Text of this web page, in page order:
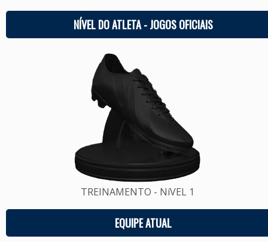
NÍVEL DO ATLETA - JOGOS OFICIAIS
TREINAMENTO - NíVEL 1
EQUIPE ATUAL